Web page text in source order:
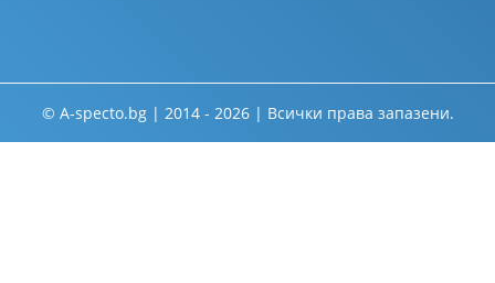
© A-specto.bg | 2014 - 2026 | Всички права запазени.